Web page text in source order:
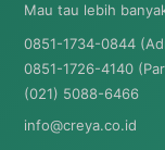
Mau tau lebih
0851-1734-0844
0851-1726-4140
(021) 5088-6466
info@creya.co.id